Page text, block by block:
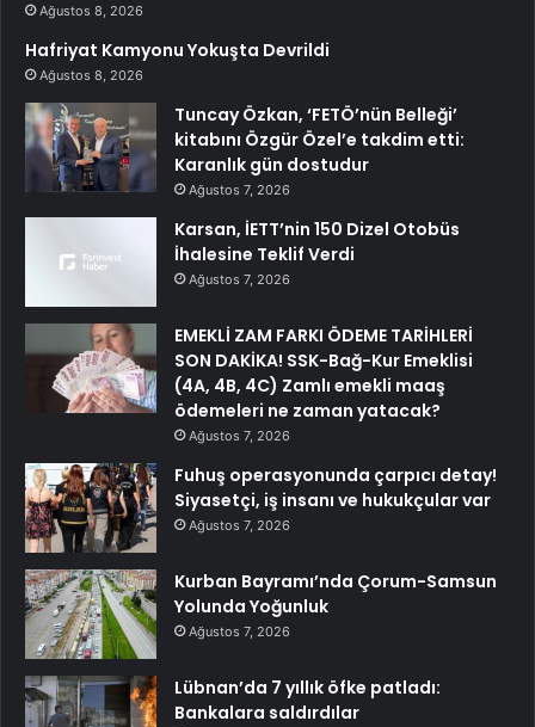
Ağustos 8, 2026
Hafriyat Kamyonu Yokuşta Devrildi
Ağustos 8, 2026
Tuncay Özkan, ‘FETÖ’nün Belleği’
kitabını Özgür Özel’e takdim etti:
Karanlık gün dostudur
Ağustos 7, 2026
Karsan, İETT’nin 150 Dizel Otobüs
İhalesine Teklif Verdi
Ağustos 7, 2026
EMEKLİ ZAM FARKI ÖDEME TARİHLERİ
SON DAKİKA! SSK-Bağ-Kur Emeklisi
(4A, 4B, 4C) Zamlı emekli maaş
ödemeleri ne zaman yatacak?
Ağustos 7, 2026
Fuhuş operasyonunda çarpıcı detay!
Siyasetçi, iş insanı ve hukukçular var
Ağustos 7, 2026
Kurban Bayramı’nda Çorum-Samsun
Yolunda Yoğunluk
Ağustos 7, 2026
Lübnan’da 7 yıllık öfke patladı:
Bankalara saldırdılar